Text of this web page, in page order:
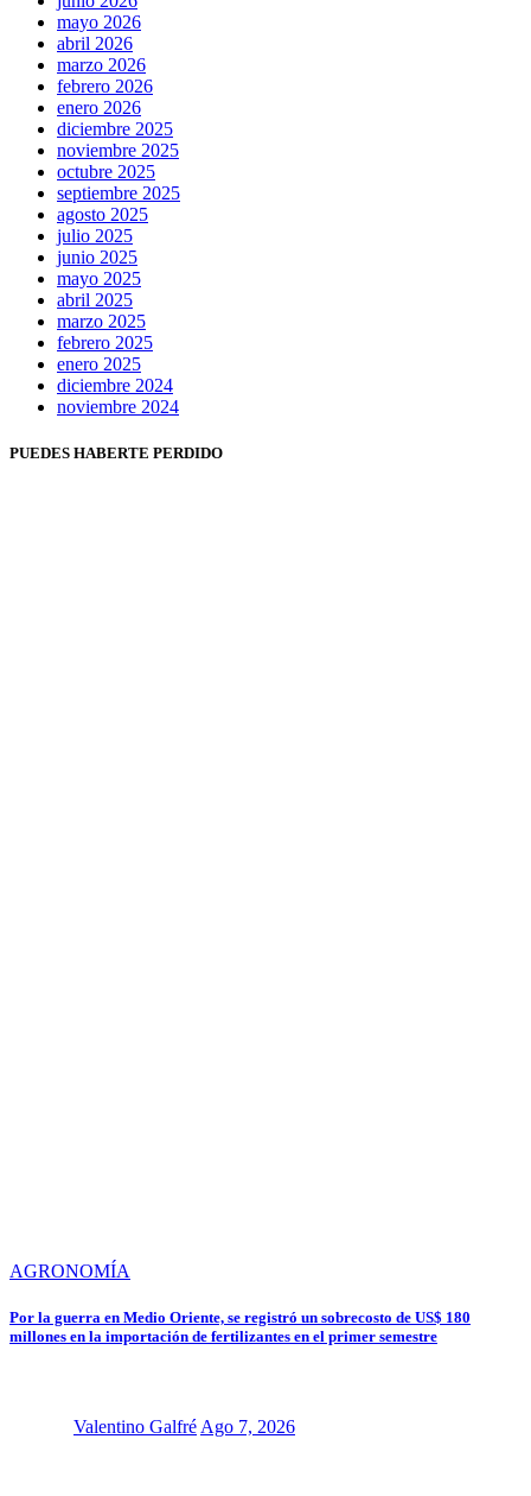
mayo 2026
abril 2026
marzo 2026
febrero 2026
enero 2026
diciembre 2025
noviembre 2025
octubre 2025
septiembre 2025
agosto 2025
julio 2025
junio 2025
mayo 2025
abril 2025
marzo 2025
febrero 2025
enero 2025
diciembre 2024
noviembre 2024
PUEDES HABERTE PERDIDO
AGRONOMÍA
Por la guerra en Medio Oriente, se registró un sobrecosto de US$ 180
millones en la importación de fertilizantes en el primer semestre
Valentino Galfré Ago 7, 2026